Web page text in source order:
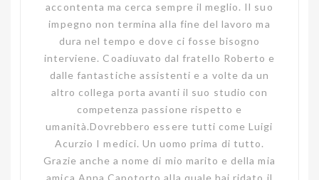
del rapporto con il cliente, improntato ad
ascolto, disponibilità e cordialità assoluti.
Fiammetta D'Angelo